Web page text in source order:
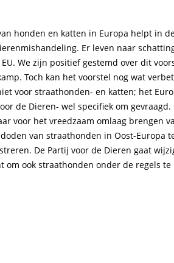
honden en katten in Europa helpt in
Er leven naar
We zijn positief gestemd over dit
Toch kan het voorstel nog wat
voor straathonden- en katten; het
de Dieren- wel specifiek om
voor het vreedzaam omlaag brengen
van straathonden in Oost-Europa
De Partij voor de Dieren gaat
om ook straathonden onder de regels te